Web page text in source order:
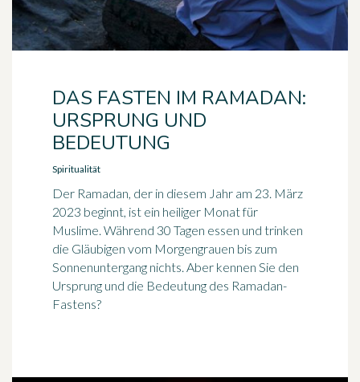
DAS FASTEN IM RAMADAN:
URSPRUNG UND
BEDEUTUNG
Spiritualität
Der Ramadan, der in diesem Jahr am 23. März
2023 beginnt, ist ein heiliger Monat für
Muslime. Während 30 Tagen essen und trinken
die Gläubigen vom Morgengrauen bis zum
Sonnenuntergang nichts. Aber kennen Sie den
Ursprung und die Bedeutung des Ramadan-
Fastens?